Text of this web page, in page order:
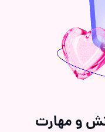
و مهارت